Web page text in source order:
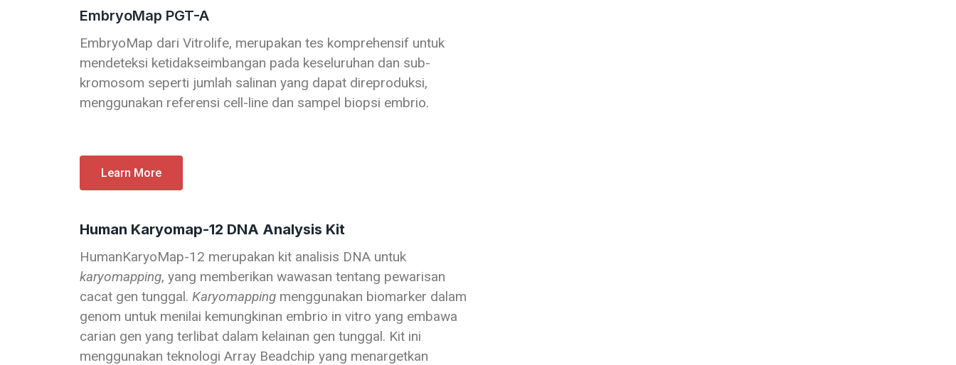
EmbryoMap PGT-A
EmbryoMap dari Vitrolife, merupakan tes komprehensif untuk
mendeteksi ketidakseimbangan pada keseluruhan dan sub-
kromosom seperti jumlah salinan yang dapat direproduksi,
menggunakan referensi cell-line dan sampel biopsi embrio.
Learn More
Human Karyomap-12 DNA Analysis Kit
HumanKaryoMap-12 merupakan kit analisis DNA untuk
karyomapping, yang memberikan wawasan tentang pewarisan
cacat gen tunggal. Karyomapping menggunakan biomarker dalam
genom untuk menilai kemungkinan embrio in vitro yang embawa
carian gen yang terlibat dalam kelainan gen tunggal. Kit ini
menggunakan teknologi Array Beadchip yang menargetkan